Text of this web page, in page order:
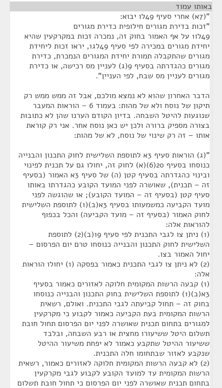
באותו עמוד
"(7א) אחרי סעיף 49לו יבוא:
"זכות בדירת מגורים חילופית כדירת מגורים
49לו1 על אף האמור בחוק זה, נמכרה זכות במקרקעין שהיא
יחידת מגורים במכירה לפי סעיף 49לג1, יראו זכות ליחידת
מגורים שהתקבלה תמורת יחידת המגורים הנמכרת, כדירת
מגורים כהגדרתה בסעיף 9(ג) לעניין מס רכישה, או כדירת
מגורים לעניין מס שבח, לפי העניין".
הדבר האחרון שהוא לא נמצא מולכם, אבל זה ממש ממש רק
תיקון של נוסח ולא של מהות: בעמוד 6 – הוראות המעבר
שנוגעות להיטל השבחה. בדיון הקודם הערנו שהן לא כתובות
בצורה מספיק ברורה ולכן יש כאן נוסח אחר. אני רק קוראת
אותו – זה רק שינוי של נוסח, לא של מהות:
"(ג) הוראות סעיף 3א לתוספת השלישית לחוק התכנון והבנייה
כנוסחו בסעיף 20(6)(א) לחוק זה, יחולו גם על תכנית לפינוי
ובינוי כהגדרתה בסעיף קטן (ה) של סעיף 3א האמור (בסעיף
זה – תכנית), שאושרה לפני המועד הקובע כהגדרתו באותו
סעיף קטן (בסעיף זה – המועד הקובע); או שהוגשה לפני
מועד הקביעה כמשמעותו בסעיף 3א(ב)(1) לתוספת השלישית
לחוק האמור (בסעיף זה – מועד הקביעה) והכל בכפוף
להוראות אלה:
(1) ניתן צו לגבי התכנית לפי סעיף 19(ב)(2) לתוספת
השלישית לחוק התכנון והבנייה כנוסחו טרם יום הפרסום –
יחול האמור בצו.
(2) לא ניתן צו לגבי התכנית כאמור בפסקה (1) יחולו הוראות
אלה:
(1) קבעה הרשות המקומית חלוקה לאזורים כאמור בסעיף
3א(ב)(1) לתוספת השלישית בחוק התכנון והבנייה כנוסחו
בחוק זה – תחול קביעתה לגבי התכנית. ואולם, רשאית
הרשות המקומית בעת הקביעה כאמור לקבוע כי מקרקעין
למגורים בתחום תכנית שאושרה לפני יום הפרסום תחול חובת
תשלום היטל ששיעורו מחצית או רבע השבחה, ובלבד
ששיעור ההיטל שתקבע כאמור לא יפחת משיעור ההיטל
שנקבע לאזור שבתחומו חלה התכנית.
(2) לא קבעה הרשות המקומית חלוקה לאזורים כאמור, רשאית
הרשות המקומית עד למועד הקובע לקבוע לגבי מקרקעין
בתחום תכנית שאושרה לפני יום הפרסום כי תחול חובת תשלום